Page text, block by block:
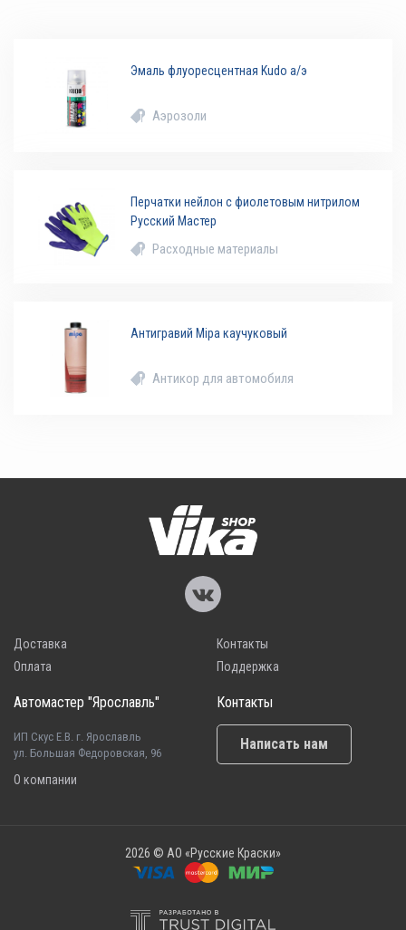
Эмаль флуоресцентная Kudo а/э
Аэрозоли
Перчатки нейлон с фиолетовым нитрилом
Русский Мастер
Расходные материалы
Антигравий Mipa каучуковый
Антикор для автомобиля
Доставка
Оплата
Контакты
Поддержка
Автомастер "Ярославль"
ИП Скус Е.В. г. Ярославль
ул. Большая Федоровская, 96
О компании
Контакты
Написать нам
2026 © АО «Русские Краски»